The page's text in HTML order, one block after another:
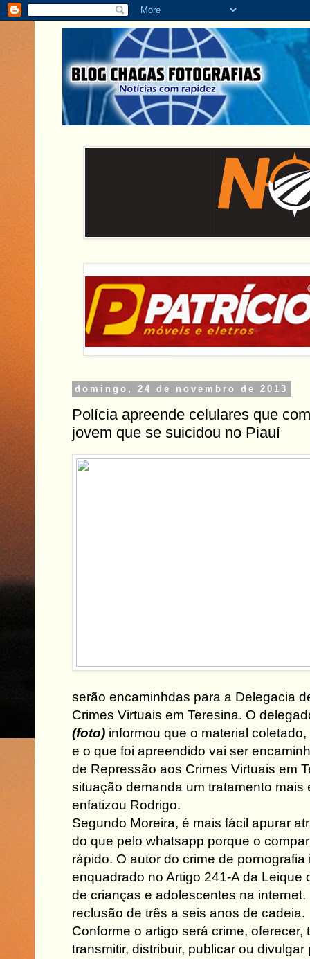
domingo, 24 de novembro de 2013
Polícia apreende celulares que
jovem que se suicidou no Piauí
serão encaminhdas para a Delegacia
Crimes Virtuais em Teresina. O
(foto) informou que o material
e o que foi apreendido vai ser
de Repressão aos Crimes Virtuais em
situação demanda um tratamento mais
enfatizou Rodrigo.
Segundo Moreira, é mais fácil apurar
do que pelo whatsapp porque o
rápido. O autor do crime de pornografia
enquadrado no Artigo 241-A da Leique
de crianças e adolescentes na
reclusão de três a seis anos de cadeia.
Conforme o artigo será crime, oferecer,
transmitir, distribuir, publicar ou